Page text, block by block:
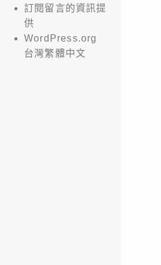
訂閱留言的資訊提
供
WordPress.org
台灣繁體中文